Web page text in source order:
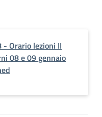
Orario lezioni II
08 e 09 gennaio